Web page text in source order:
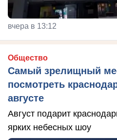
вчера в 13:12
Общество
Самый зрелищный
посмотреть
августе
Август подарит
ярких небесных шоу